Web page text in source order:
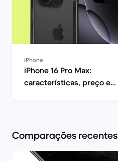
iPhone
iPhone 16 Pro Max:
características, preço e
Comparações recentes